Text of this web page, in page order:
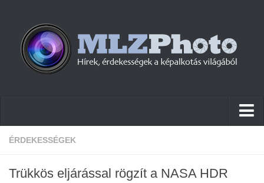
Hírek
Cikkek
ÉRDEKESSÉGEK
Trükkös eljárással rögzít a NASA HDR